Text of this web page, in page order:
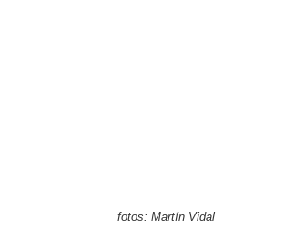
fotos: Martín Vidal